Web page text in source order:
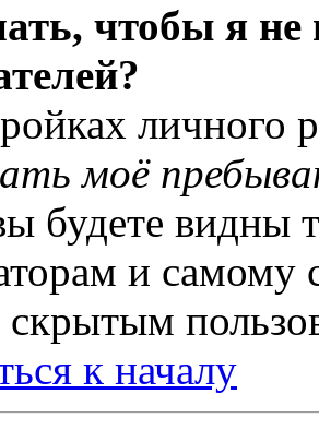
чтобы я
личного
моё
будете видны
и самому
скрытым
к началу